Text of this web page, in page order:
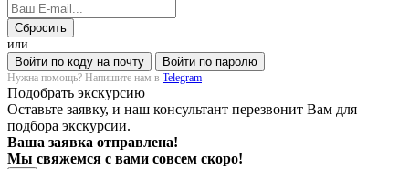
Сбросить
или
Войти по коду на почту
Войти по паролю
Нужна помощь? Напишите нам в Telegram
Подобрать экскурсию
Оставьте заявку, и наш консультант перезвонит Вам для
подбора экскурсии.
Ваша заявка отправлена!
Мы свяжемся с вами совсем скоро!